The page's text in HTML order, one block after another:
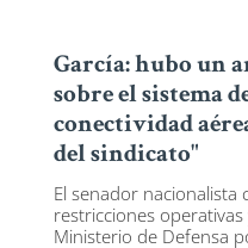
García: hubo un
sobre el sistema
conectividad
del sindicato"
El senador nacionalista
restricciones
Ministerio de Defensa